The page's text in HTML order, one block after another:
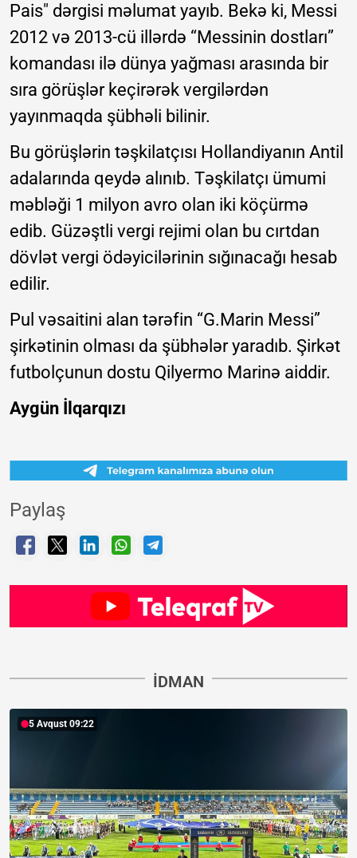
Pais" dərgisi məlumat yayıb. Bekə ki, Messi
2012 və 2013-cü illərdə “Messinin dostları”
komandası ilə dünya yağması arasında bir
sıra görüşlər keçirərək vergilərdən
yayınmaqda şübhəli bilinir.
Bu görüşlərin təşkilatçısı Hollandiyanın Antil
adalarında qeydə alınıb. Təşkilatçı ümumi
məbləği 1 milyon avro olan iki köçürmə
edib. Güzəştli vergi rejimi olan bu cırtdan
dövlət vergi ödəyicilərinin sığınacağı hesab
edilir.
Pul vəsaitini alan tərəfin “G.Marin Messi”
şirkətinin olması da şübhələr yaradıb. Şirkət
futbolçunun dostu Qilyermo Marinə aiddir.
Aygün İlqarqızı
Paylaş
İDMAN
5 Avqust 09:22